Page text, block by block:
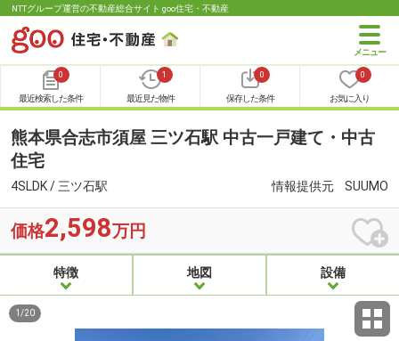
NTTグループ運営の不動産総合サイト goo住宅・不動産
0
最近検索した条件
1
最近見た物件
0
保存した条件
0
お気に入り
熊本県合志市須屋 三ツ石駅 中古一戸建て・中古
住宅
4SLDK / 三ツ石駅 情報提供元 SUUMO
価格2,598万円
特徴 地図 設備
1 /20